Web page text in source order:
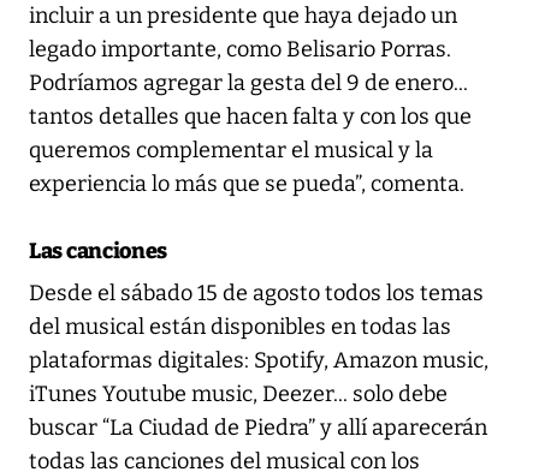
incluir a un presidente que haya dejado un
legado importante, como Belisario Porras.
Podríamos agregar la gesta del 9 de enero...
tantos detalles que hacen falta y con los que
queremos complementar el musical y la
experiencia lo más que se pueda”, comenta.
Las canciones
Desde el sábado 15 de agosto todos los temas
del musical están disponibles en todas las
plataformas digitales: Spotify, Amazon music,
iTunes Youtube music, Deezer... solo debe
buscar “La Ciudad de Piedra” y allí aparecerán
todas las canciones del musical con los